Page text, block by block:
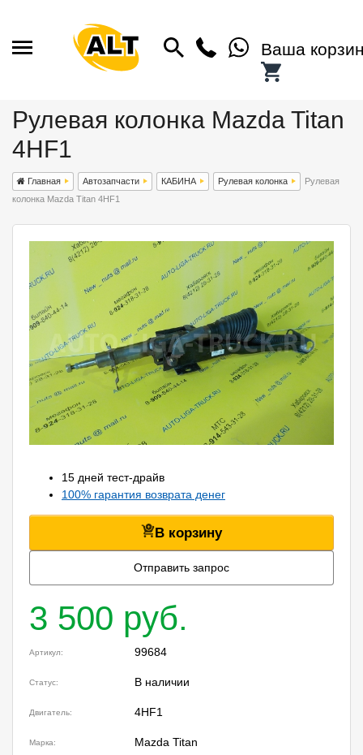
Ваша
Рулевая колонка Mazda Titan
4HF1
Главная Автозапчасти КАБИНА Рулевая колонка
Рулевая
колонка Mazda Titan 4HF1
15 дней тест-драйв
100% гарантия возврата денег
В корзину
Отправить запрос
3 500 руб.
Артикул: 99684
Статус: В наличии
Двигатель: 4HF1
Марка: Mazda Titan